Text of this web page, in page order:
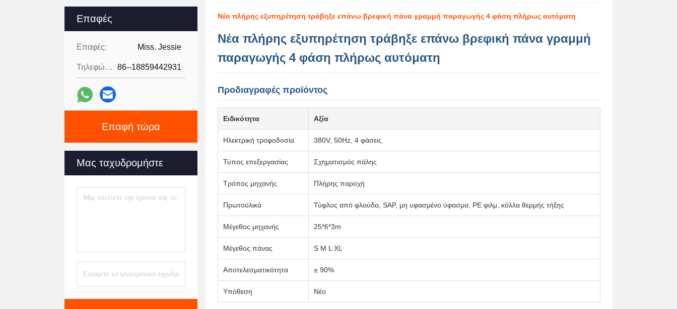
Επαφές
Επαφές: Miss. Jessie
Τηλεφώνημα: 86--18859442931
Επαφή τώρα
Μας ταχυδρομήστε
Νέα πλήρης εξυπηρέτηση τράβηξε επάνω βρεφική πάνα γραμμή παραγωγής 4 φάση πλήρως αυτόματη
Νέα πλήρης εξυπηρέτηση τράβηξε επάνω βρεφική πάνα γραμμή
παραγωγής 4 φάση πλήρως αυτόματη
Προδιαγραφές προϊόντος
Ειδικότητα Αξία
Ηλεκτρική τροφοδοσία 380V, 50Hz, 4 φάσεις
Τύπος επεξεργασίας Σχηματισμός πάλης
Τρόπος μηχανής Πλήρης παροχή
Πρωτοϋλικά Τύφλος από φλούδα, SAP, μη υφασμένο ύφασμα, PE φιλμ, κόλλα θερμής τήξης
Μέγεθος μηχανής 25*6*3m
Μέγεθος πάνας S M L XL
Αποτελεσματικότητα ≥ 90%
Υπόθεση Νέο